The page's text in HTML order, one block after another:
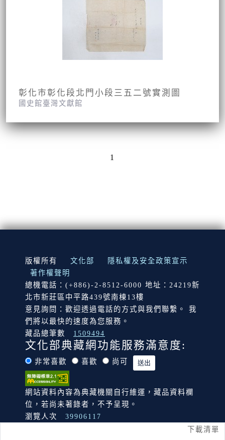
下載清單
彰化市彰化段北門小段三五二號實測圖
國史館臺灣文獻館
1
:::
版權所有 文化部
隱私權及安全政策宣示
著作權聲明
總機電話：(+886)-2-8512-6000 地址：24219新
北市新莊區中平路439號南棟13樓
意見詢問：歡迎透過電話的方式與我們聯繫。 我
們將以最快的速度為您服務。
藏品總筆數
1509494
文化部典藏網功能服務滿意度:
非常喜歡 喜歡 尚可
網站資料內容為典藏機關自行維運，藏品資料欄
位，若尚未著錄者，不予呈現。
瀏覽人次
39906117